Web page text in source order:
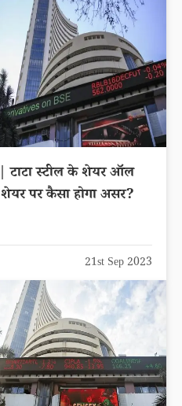
टाटा स्टील के शेयर ऑल
पर कैसा होगा असर?
21st Sep 2023